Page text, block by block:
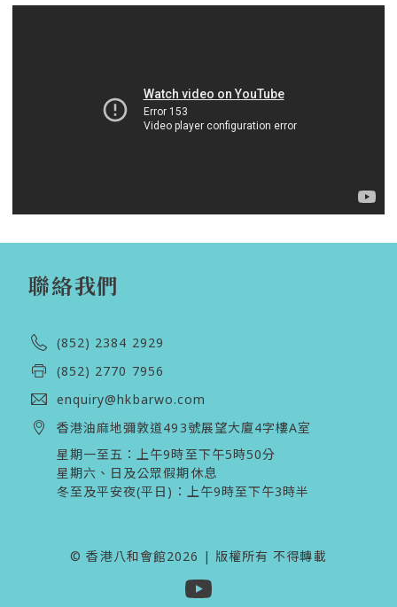
聯絡我們
(852) 2384 2929
(852) 2770 7956
enquiry@hkbarwo.com
香港油麻地彌敦道493號展望大廈4字樓A室
星期一至五：上午9時至下午5時50分
星期六、日及公眾假期休息
冬至及平安夜(平日)：上午9時至下午3時半
© 香港八和會館2026 | 版權所有 不得轉載